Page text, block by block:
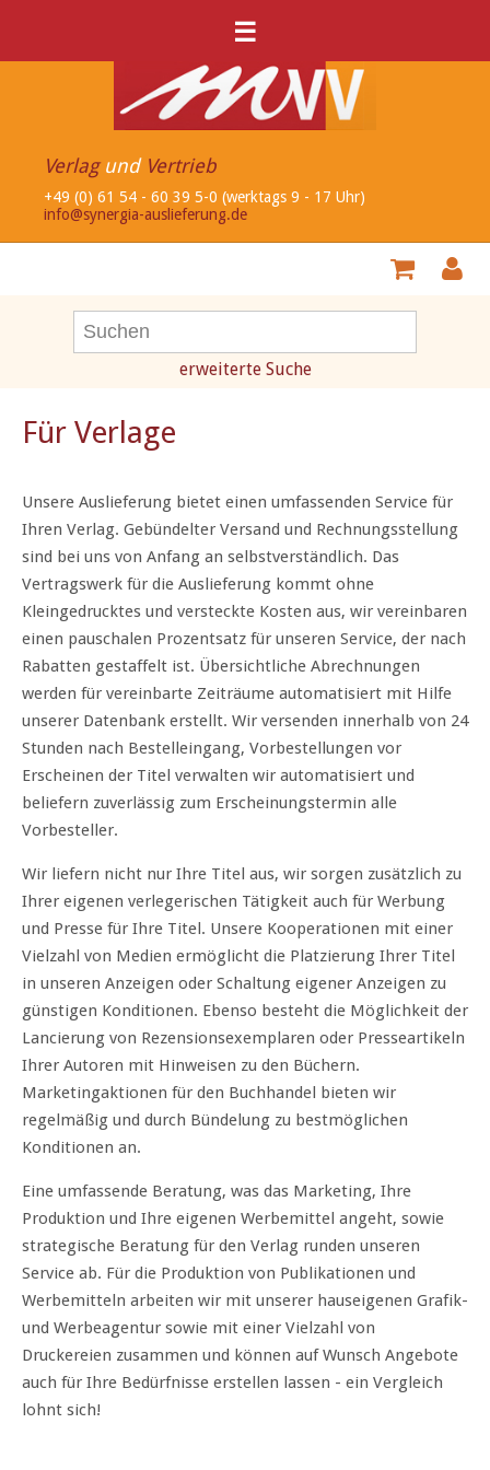
☰
Verlagund Vertrieb
+49 (0) 61 54 - 60 39 5-0 (werktags 9 - 17 Uhr)
info@synergia-auslieferung.de
erweiterte Suche
Für Verlage
Unsere Auslieferung bietet einen umfassenden Service für
Ihren Verlag. Gebündelter Versand und Rechnungsstellung
sind bei uns von Anfang an selbstverständlich. Das
Vertragswerk für die Auslieferung kommt ohne
Kleingedrucktes und versteckte Kosten aus, wir vereinbaren
einen pauschalen Prozentsatz für unseren Service, der nach
Rabatten gestaffelt ist. Übersichtliche Abrechnungen
werden für vereinbarte Zeiträume automatisiert mit Hilfe
unserer Datenbank erstellt. Wir versenden innerhalb von 24
Stunden nach Bestelleingang, Vorbestellungen vor
Erscheinen der Titel verwalten wir automatisiert und
beliefern zuverlässig zum Erscheinungstermin alle
Vorbesteller.
Wir liefern nicht nur Ihre Titel aus, wir sorgen zusätzlich zu
Ihrer eigenen verlegerischen Tätigkeit auch für Werbung
und Presse für Ihre Titel. Unsere Kooperationen mit einer
Vielzahl von Medien ermöglicht die Platzierung Ihrer Titel
in unseren Anzeigen oder Schaltung eigener Anzeigen zu
günstigen Konditionen. Ebenso besteht die Möglichkeit der
Lancierung von Rezensionsexemplaren oder Presseartikeln
Ihrer Autoren mit Hinweisen zu den Büchern.
Marketingaktionen für den Buchhandel bieten wir
regelmäßig und durch Bündelung zu bestmöglichen
Konditionen an.
Eine umfassende Beratung, was das Marketing, Ihre
Produktion und Ihre eigenen Werbemittel angeht, sowie
strategische Beratung für den Verlag runden unseren
Service ab. Für die Produktion von Publikationen und
Werbemitteln arbeiten wir mit unserer hauseigenen Grafik-
und Werbeagentur sowie mit einer Vielzahl von
Druckereien zusammen und können auf Wunsch Angebote
auch für Ihre Bedürfnisse erstellen lassen - ein Vergleich
lohnt sich!